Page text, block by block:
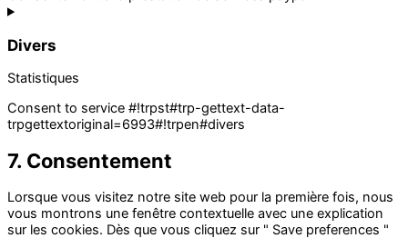
Divers
Statistiques
Consent to service #!trpst#trp-gettext-data-
trpgettextoriginal=6993#!trpen#divers
7. Consentement
Lorsque vous visitez notre site web pour la première fois, nous
vous montrons une fenêtre contextuelle avec une explication
sur les cookies. Dès que vous cliquez sur " Save preferences "